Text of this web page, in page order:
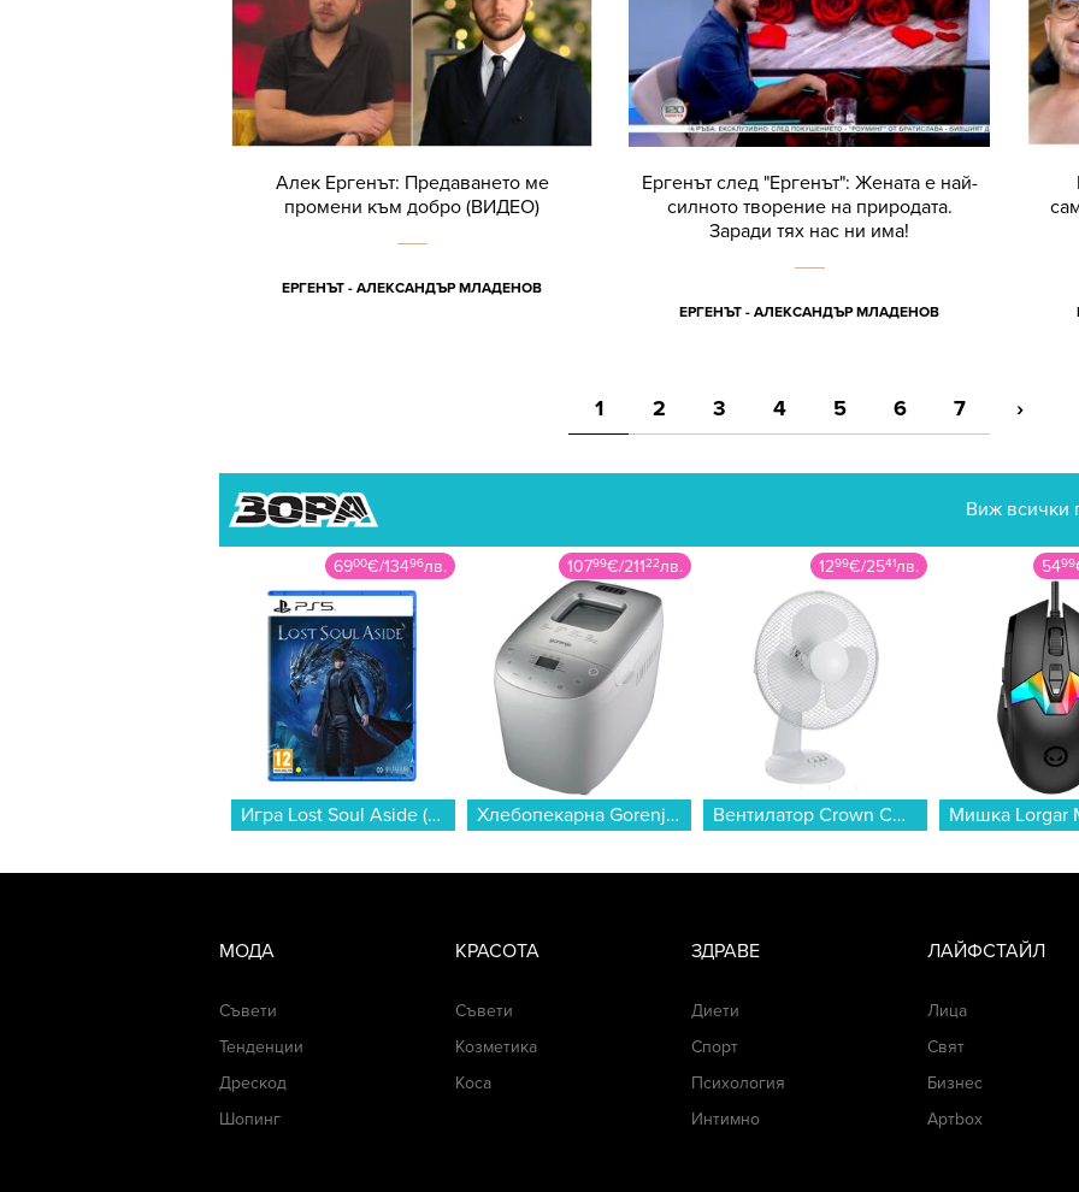
Алек Ергенът: Предаването ме
промени към добро (ВИДЕО)
ЕРГЕНЪТ - АЛЕКСАНДЪР МЛАДЕНОВ
Ергенът след "Ергенът": Жената е най-
силното творение на природата.
Заради тях нас ни има!
ЕРГЕНЪТ - АЛЕКСАНДЪР МЛАДЕНОВ
1 2 3 4 5 6 7 ›
Виж всички
6900€/13496лв.
Игра Lost Soul Aside (PS5)...
10799€/21122лв.
Хлебопекарна Gorenje BM1600WG , 850 W...
1299€/2541лв.
Вентилатор Crown CDF-1228 , 40 W...
5499
МОДА
Съвети
Тенденции
Дрескод
Шопинг
КРАСОТА
Съвети
Козметика
Коса
ЗДРАВЕ
Диети
Спорт
Психология
Интимно
ЛАЙФСТАЙЛ
Лица
Свят
Бизнес
Артbox